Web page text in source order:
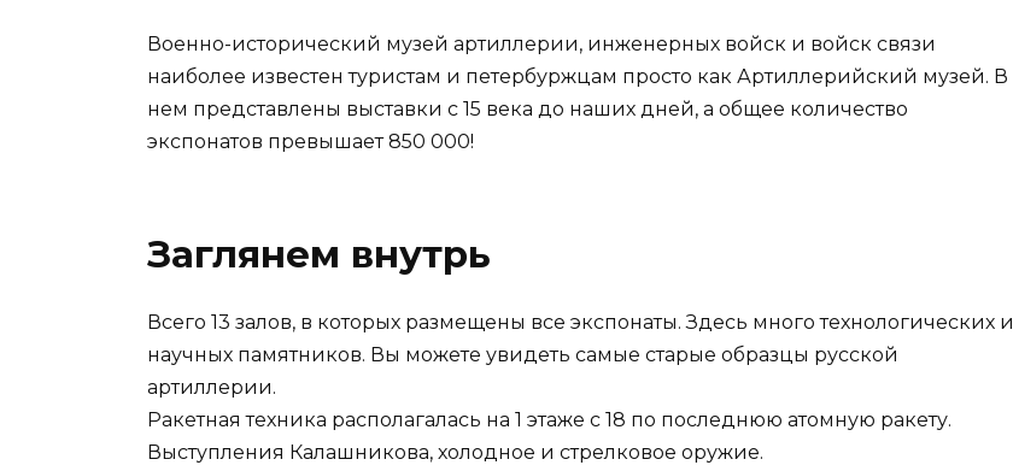
Военно-исторический музей артиллерии, инженерных войск и войск связи
наиболее известен туристам и петербуржцам просто как Артиллерийский музей. В
нем представлены выставки с 15 века до наших дней, а общее количество
экспонатов превышает 850 000!
Заглянем внутрь
Всего 13 залов, в которых размещены все экспонаты. Здесь много технологических и
научных памятников. Вы можете увидеть самые старые образцы русской
артиллерии.
Ракетная техника располагалась на 1 этаже с 18 по последнюю атомную ракету.
Выступления Калашникова, холодное и стрелковое оружие.